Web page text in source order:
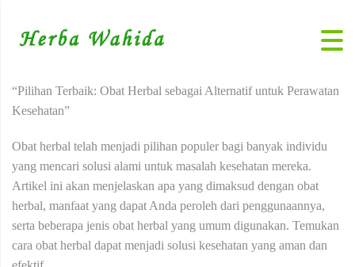
“Pilihan Terbaik: Obat Herbal sebagai Alternatif untuk Perawatan
Kesehatan”
Obat herbal telah menjadi pilihan populer bagi banyak individu
yang mencari solusi alami untuk masalah kesehatan mereka.
Artikel ini akan menjelaskan apa yang dimaksud dengan obat
herbal, manfaat yang dapat Anda peroleh dari penggunaannya,
serta beberapa jenis obat herbal yang umum digunakan. Temukan
cara obat herbal dapat menjadi solusi kesehatan yang aman dan